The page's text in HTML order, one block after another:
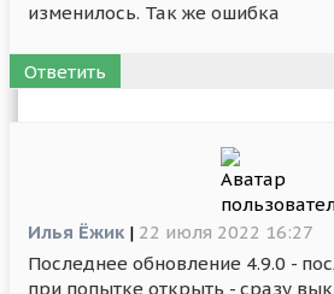
изменилось. Так же ошибка
Ответить
Илья Ёжик | 22 июля 2022 16:27
Последнее обновление 4.9.0 -
при попытке открыть - сразу